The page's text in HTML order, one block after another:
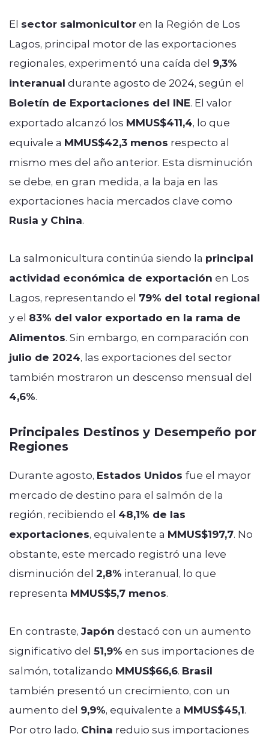
El sector salmonicultor en la Región de Los
Lagos, principal motor de las exportaciones
regionales, experimentó una caída del 9,3%
interanual durante agosto de 2024, según el
Boletín de Exportaciones del INE. El valor
exportado alcanzó los MMUS$411,4, lo que
equivale a MMUS$42,3 menos respecto al
mismo mes del año anterior. Esta disminución
se debe, en gran medida, a la baja en las
exportaciones hacia mercados clave como
Rusia y China.
La salmonicultura continúa siendo la principal
actividad económica de exportación en Los
Lagos, representando el 79% del total regional
y el 83% del valor exportado en la rama de
Alimentos. Sin embargo, en comparación con
julio de 2024, las exportaciones del sector
también mostraron un descenso mensual del
4,6%.
Principales Destinos y Desempeño por
Regiones
Durante agosto, Estados Unidos fue el mayor
mercado de destino para el salmón de la
región, recibiendo el 48,1% de las
exportaciones, equivalente a MMUS$197,7. No
obstante, este mercado registró una leve
disminución del 2,8% interanual, lo que
representa MMUS$5,7 menos.
En contraste, Japón destacó con un aumento
significativo del 51,9% en sus importaciones de
salmón, totalizando MMUS$66,6. Brasil
también presentó un crecimiento, con un
aumento del 9,9%, equivalente a MMUS$45,1.
Por otro lado, China redujo sus importaciones